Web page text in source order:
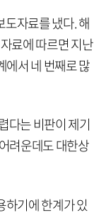
도자료를 냈다. 해
료에 따르면 지난
에서 네 번째로 많
다는 비판이 제기
려운데도 대한상
하기에 한계가 있